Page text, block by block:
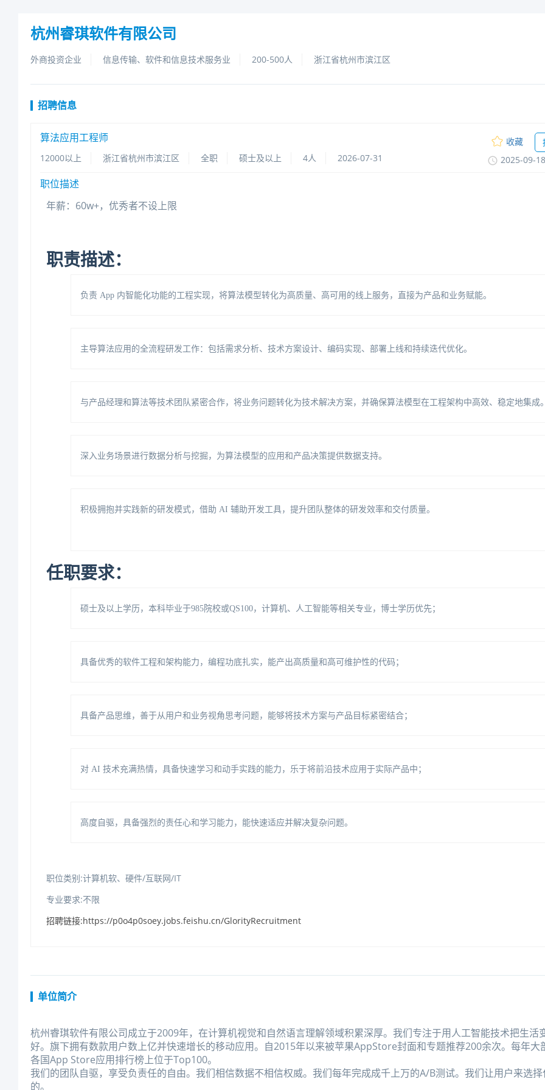
杭州睿琪软件有限公司
外商投资企业 信息传输、软件和信息技术服务业 200-500人 浙江省杭州市滨江区
招聘信息
算法应用工程师
12000以上 浙江省杭州市滨江区 全职 硕士及以上 4人 2026-07-31
收藏
2025-09-
职位描述
年薪：60w+，优秀者不设上限
职责描述：
负责App内智能化功能的工程实现，将算法模型转化为高质量、高可用的线上服务，直接为产品和业务赋能。
主导算法应用的全流程研发工作：包括需求分析、技术方案设计、编码实现、部署上线和持续迭代优化。
与产品经理和算法等技术团队紧密合作，将业务问题转化为技术解决方案，并确保算法模型在工程架构中高效、稳定地集成
深入业务场景进行数据分析与挖掘，为算法模型的应用和产品决策提供数据支持。
积极拥抱并实践新的研发模式，借助AI辅助开发工具，提升团队整体的研发效率和交付质量。
任职要求：
硕士及以上学历，本科毕业于985院校或QS100，计算机、人工智能等相关专业，博士学历优先；
具备优秀的软件工程和架构能力，编程功底扎实，能产出高质量和高可维护性的代码；
具备产品思维，善于从用户和业务视角思考问题，能够将技术方案与产品目标紧密结合；
对AI技术充满热情，具备快速学习和动手实践的能力，乐于将前沿技术应用于实际产品中；
高度自驱，具备强烈的责任心和学习能力，能快速适应并解决复杂问题。
职位类别:计算机软、硬件/互联网/IT
专业要求:不限
招聘链接:https://p0o4p0soey.jobs.feishu.cn/GlorityRecruitment
单位简介
杭州睿琪软件有限公司成立于2009年，在计算机视觉和自然语言理解领域积累深厚。我们专注于用人工智能技术把生活
好。旗下拥有数款用户数上亿并快速增长的移动应用。自2015年以来被苹果AppStore封面和专题推荐200余次。每年大
各国AppStore应用排行榜上位于Top100。
我们的团队自驱，享受负责任的自由。我们相信数据不相信权威。我们每年完成成千上万的A/B测试。我们让用户来选
的。